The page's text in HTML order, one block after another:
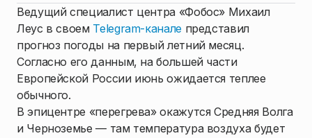
Ведущий специалист центра «Фобос» Михаил
Леус в своем Telegram-каналепредставил
прогноз погоды на первый летний месяц.
Согласно его данным, на большей части
Европейской России июнь ожидается теплее
обычного.
В эпицентре «перегрева» окажутся Средняя Волга
и Черноземье — там температура воздуха будет